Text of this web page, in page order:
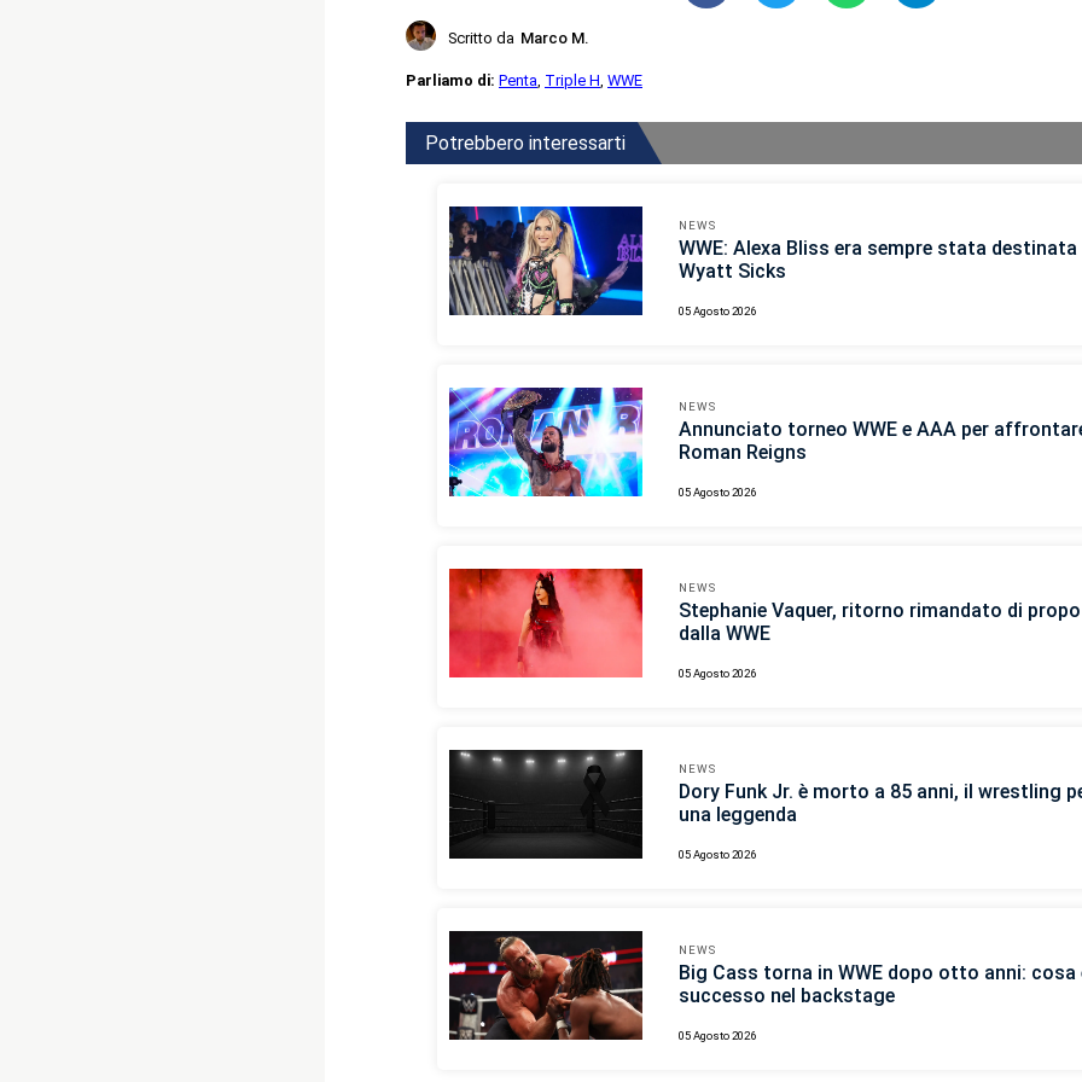
Scritto da Marco M.
Parliamo di: Penta, Triple H, WWE
Potrebbero interessarti
NEWS
WWE: Alexa Bliss era sempre stata destinata
Wyatt Sicks
05 Agosto 2026
NEWS
Annunciato torneo WWE e AAA per
Roman Reigns
05 Agosto 2026
NEWS
Stephanie Vaquer, ritorno rimandato di
dalla WWE
05 Agosto 2026
NEWS
Dory Funk Jr. è morto a 85 anni, il wrestling
una leggenda
05 Agosto 2026
NEWS
Big Cass torna in WWE dopo otto anni: cosa
successo nel backstage
05 Agosto 2026